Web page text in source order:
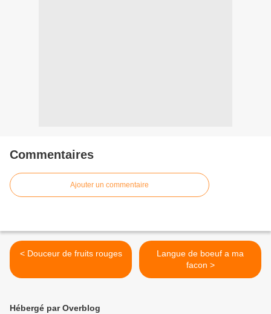
Commentaires
Ajouter un commentaire
< Douceur de fruits rouges
Langue de boeuf a ma
facon >
Hébergé par Overblog